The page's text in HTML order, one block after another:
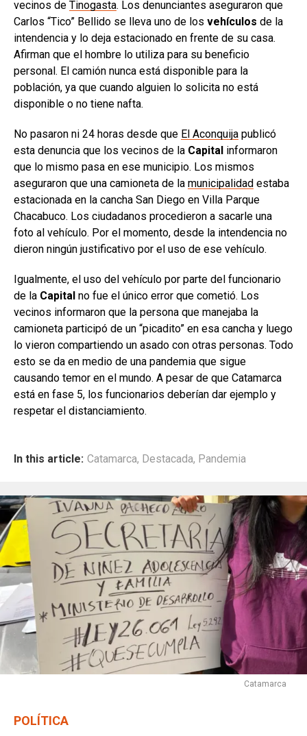
vecinos de Tinogasta. Los denunciantes aseguraron que
Carlos “Tico” Bellido se lleva uno de los vehículos de la
intendencia y lo deja estacionado en frente de su casa.
Afirman que el hombre lo utiliza para su beneficio
personal. El camión nunca está disponible para la
población, ya que cuando alguien lo solicita no está
disponible o no tiene nafta.
No pasaron ni 24 horas desde que El Aconquija publicó
esta denuncia que los vecinos de la Capital informaron
que lo mismo pasa en ese municipio. Los mismos
aseguraron que una camioneta de la municipalidad estaba
estacionada en la cancha San Diego en Villa Parque
Chacabuco. Los ciudadanos procedieron a sacarle una
foto al vehículo. Por el momento, desde la intendencia no
dieron ningún justificativo por el uso de ese vehículo.
Igualmente, el uso del vehículo por parte del funcionario
de la Capital no fue el único error que cometió. Los
vecinos informaron que la persona que manejaba la
camioneta participó de un “picadito” en esa cancha y luego
lo vieron compartiendo un asado con otras personas. Todo
esto se da en medio de una pandemia que sigue
causando temor en el mundo. A pesar de que Catamarca
está en fase 5, los funcionarios deberían dar ejemplo y
respetar el distanciamiento.
In this article: Catamarca, Destacada, Pandemia
Catamarca
POLÍTICA